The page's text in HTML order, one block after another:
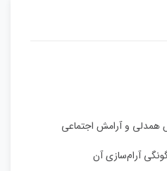
همدلی و آرامش اجتماعی
آرام‌سازی آن